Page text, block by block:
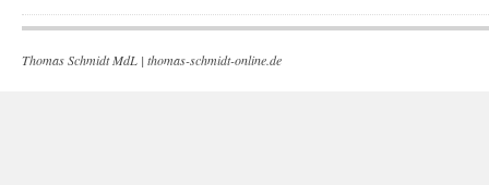
Thomas Schmidt MdL | thomas-schmidt-online.de